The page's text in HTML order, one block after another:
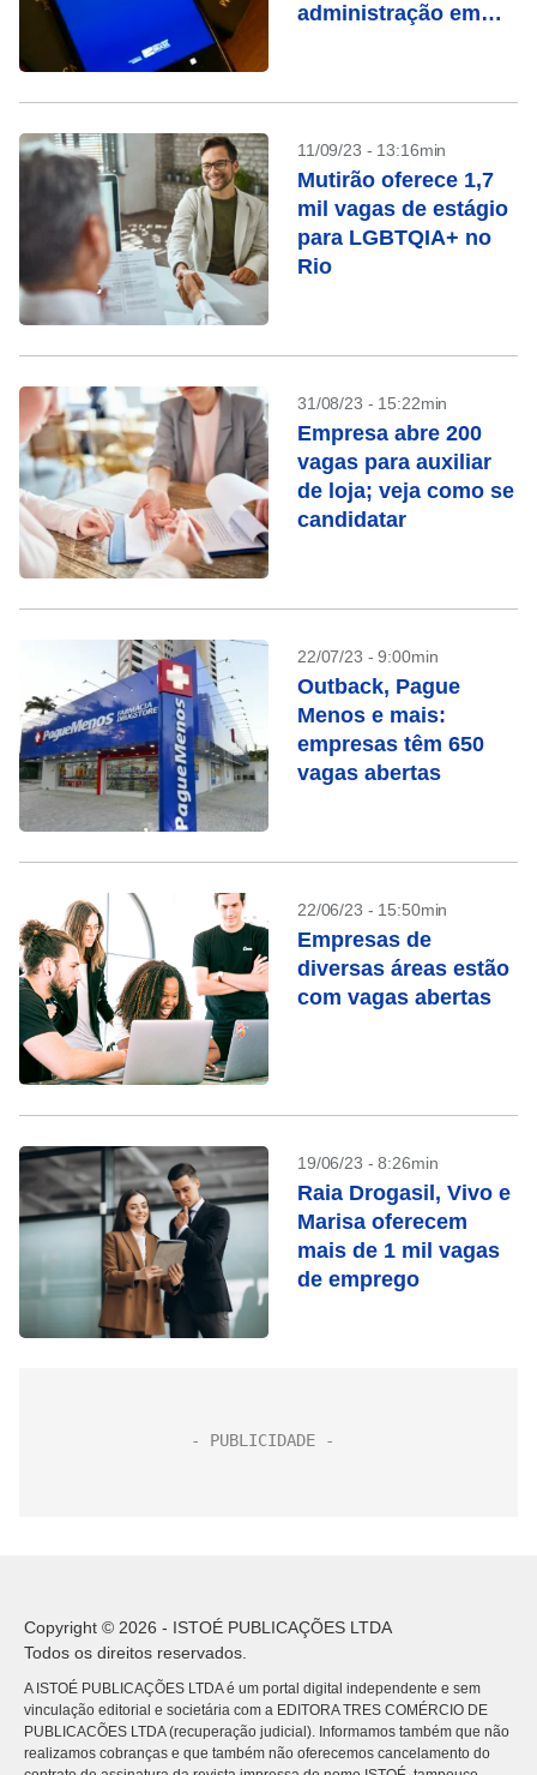
administração em
11/09/23 - 13:16min
Mutirão oferece 1,7
mil vagas de estágio
para LGBTQIA+ no
Rio
31/08/23 - 15:22min
Empresa abre 200
vagas para auxiliar
de loja; veja como se
candidatar
22/07/23 - 9:00min
Outback, Pague
Menos e mais:
empresas têm 650
vagas abertas
22/06/23 - 15:50min
Empresas de
diversas áreas estão
com vagas abertas
19/06/23 - 8:26min
Raia Drogasil, Vivo e
Marisa oferecem
mais de 1 mil vagas
de emprego
Copyright © 2026 - ISTOÉ PUBLICAÇÕES LTDA
Todos os direitos reservados.
A ISTOÉ PUBLICAÇÕES LTDA é um portal digital independente e sem
vinculação editorial e societária com a EDITORA TRES COMÉRCIO DE
PUBLICACÕES LTDA (recuperação judicial). Informamos também que não
realizamos cobranças e que também não oferecemos cancelamento do